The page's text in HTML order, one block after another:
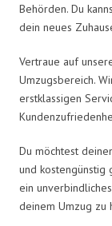
Behörden. Du
dein neues
Vertraue auf
Umzugsbereich.
erstklassigen
Du möchtest
und kostengünstig
ein
deinem Umzug zu